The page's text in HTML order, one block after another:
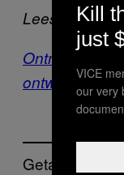
Lees ook:
Ontmoet Eric
ontwerper die
Getagd:
Kill
just
VICE
our very